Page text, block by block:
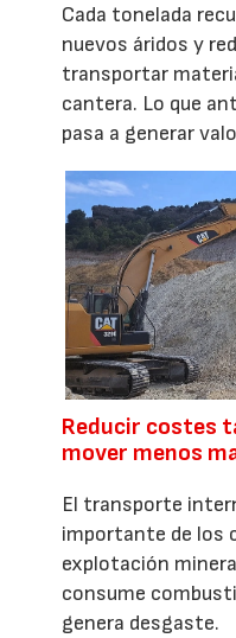
Cada tonelada
nuevos áridos y
transportar
cantera. Lo que
pasa a generar
Reducir costes
mover menos
El transporte
importante de los
explotación
consume
genera desgaste.